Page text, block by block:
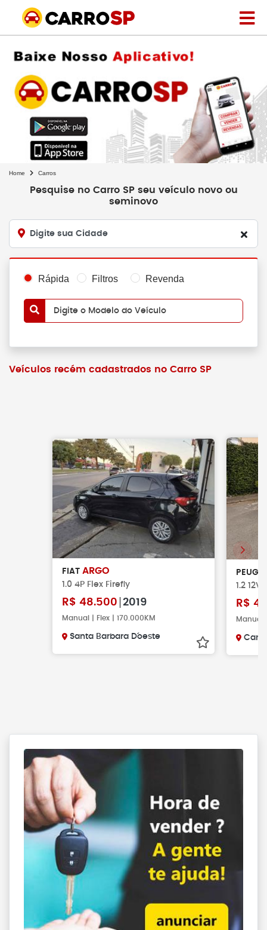
Home Carros
Pesquise no Carro SP seu veículo novo ou
seminovo
Digite sua Cidade
Rápida Filtros Revenda
Digite o Modelo do Veículo
Veículos recém cadastrados no Carro SP
FIAT ARGO
1.0 4P Flex Firefly
R$ 48.500 2019
Manual | Flex | 170.000KM
Santa Barbara D´oeste
1.2
R$
Manual